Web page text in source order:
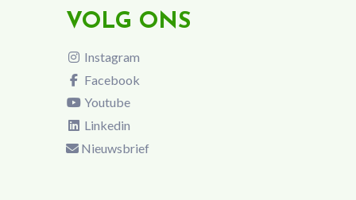
VOLG ONS
Instagram
Facebook
Youtube
Linkedin
Nieuwsbrief